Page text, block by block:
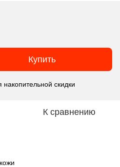
Купить
скидки
К сравнению